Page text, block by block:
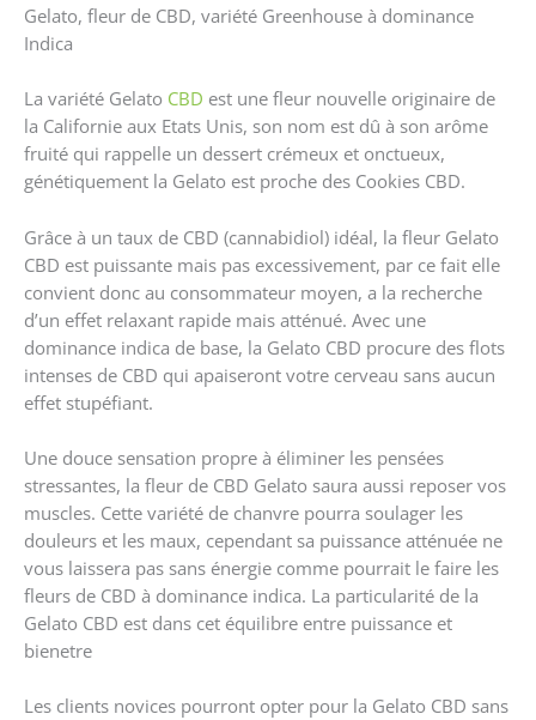
Gelato, fleur de CBD, variété Greenhouse à dominance
Indica
La variété Gelato CBD est une fleur nouvelle originaire de
la Californie aux Etats Unis, son nom est dû à son arôme
fruité qui rappelle un dessert crémeux et onctueux,
génétiquement la Gelato est proche des Cookies CBD.
Grâce à un taux de CBD (cannabidiol) idéal, la fleur Gelato
CBD est puissante mais pas excessivement, par ce fait elle
convient donc au consommateur moyen, a la recherche
d’un effet relaxant rapide mais atténué. Avec une
dominance indica de base, la Gelato CBD procure des flots
intenses de CBD qui apaiseront votre cerveau sans aucun
effet stupéfiant.
Une douce sensation propre à éliminer les pensées
stressantes, la fleur de CBD Gelato saura aussi reposer vos
muscles. Cette variété de chanvre pourra soulager les
douleurs et les maux, cependant sa puissance atténuée ne
vous laissera pas sans énergie comme pourrait le faire les
fleurs de CBD à dominance indica. La particularité de la
Gelato CBD est dans cet équilibre entre puissance et
bienetre
Les clients novices pourront opter pour la Gelato CBD sans